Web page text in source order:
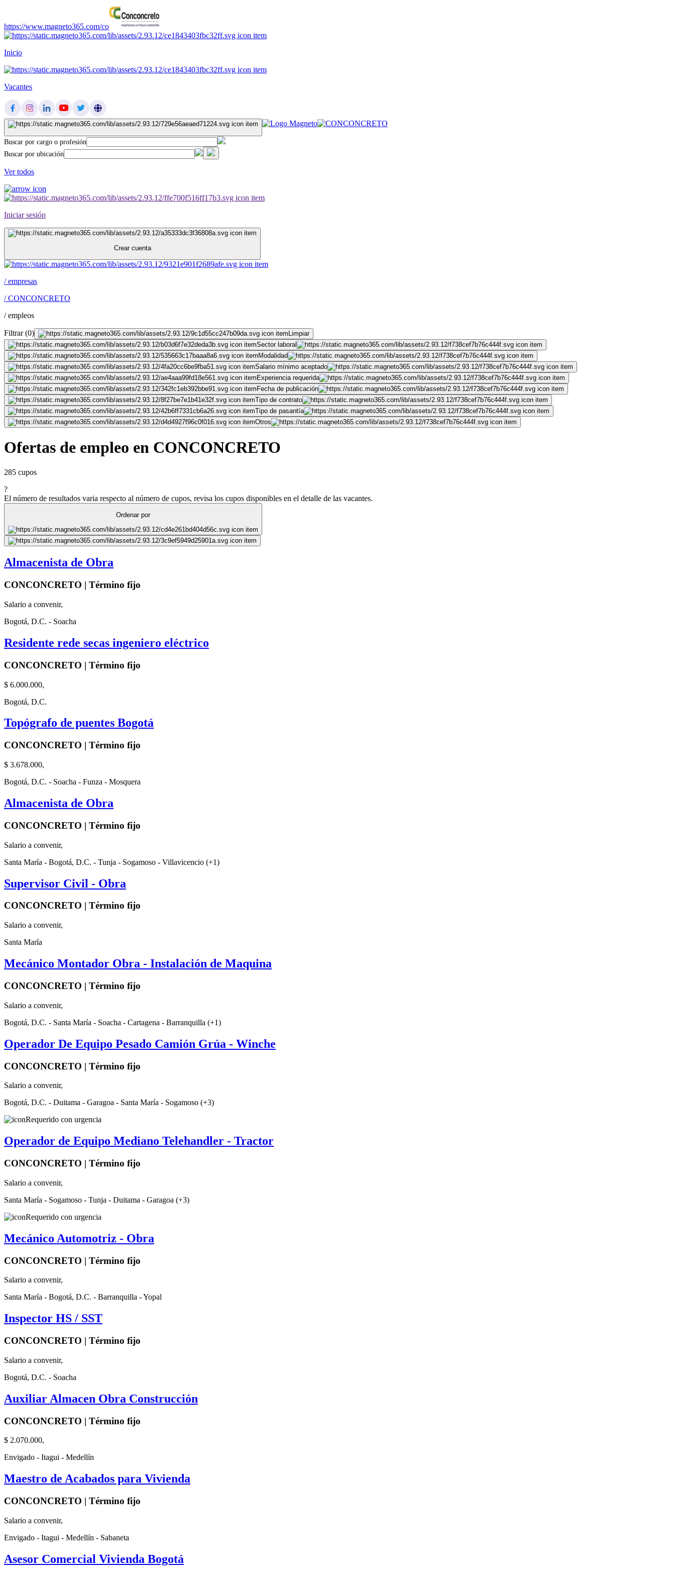
https://www.magneto365.com/co
Inicio
Vacantes
Buscar por cargo o profesión
Buscar por ubicación
Ver todos
Iniciar sesión
Crear cuenta
/empresas
/CONCONCRETO
/empleos
Filtrar(0)
Limpiar
Sector laboral
Modalidad
Salario mínimo aceptado
Experiencia requerida
Fecha de publicación
Tipo de contrato
Tipo de pasantía
Otros
Ofertas de empleo en CONCONCRETO
285 cupos
?
El número de resultados varia respecto al número de cupos, revisa los cupos disponibles en el detalle de las vacantes.
Ordenar por
Almacenista de Obra
CONCONCRETO | Término fijo
Salario a convenir,
Bogotá, D.C. - Soacha
Residente rede secas ingeniero eléctrico
CONCONCRETO | Término fijo
$ 6.000.000,
Bogotá, D.C.
Topógrafo de puentes Bogotá
CONCONCRETO | Término fijo
$ 3.678.000,
Bogotá, D.C. - Soacha - Funza - Mosquera
Almacenista de Obra
CONCONCRETO | Término fijo
Salario a convenir,
Santa María - Bogotá, D.C. - Tunja - Sogamoso - Villavicencio (+1)
Supervisor Civil - Obra
CONCONCRETO | Término fijo
Salario a convenir,
Santa María
Mecánico Montador Obra - Instalación de Maquina
CONCONCRETO | Término fijo
Salario a convenir,
Bogotá, D.C. - Santa María - Soacha - Cartagena - Barranquilla (+1)
Operador De Equipo Pesado Camión Grúa - Winche
CONCONCRETO | Término fijo
Salario a convenir,
Bogotá, D.C. - Duitama - Garagoa - Santa María - Sogamoso (+3)
Requerido con urgencia
Operador de Equipo Mediano Telehandler - Tractor
CONCONCRETO | Término fijo
Salario a convenir,
Santa María - Sogamoso - Tunja - Duitama - Garagoa (+3)
Requerido con urgencia
Mecánico Automotriz - Obra
CONCONCRETO | Término fijo
Salario a convenir,
Santa María - Bogotá, D.C. - Barranquilla - Yopal
Inspector HS / SST
CONCONCRETO | Término fijo
Salario a convenir,
Bogotá, D.C. - Soacha
Auxiliar Almacen Obra Construcción
CONCONCRETO | Término fijo
$ 2.070.000,
Envigado - Itagui - Medellín
Maestro de Acabados para Vivienda
CONCONCRETO | Término fijo
Salario a convenir,
Envigado - Itagui - Medellín - Sabaneta
Asesor Comercial Vivienda Bogotá